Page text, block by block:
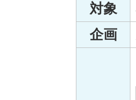
対象
企画